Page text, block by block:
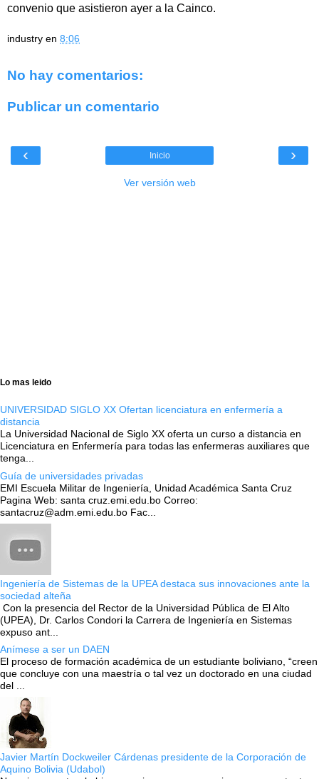
convenio que asistieron ayer a la Cainco.
industry en 8:06
No hay comentarios:
Publicar un comentario
‹ ›
Inicio
Ver versión web
Lo mas leido
UNIVERSIDAD SIGLO XX Ofertan licenciatura en enfermería a
distancia
La Universidad Nacional de Siglo XX oferta un curso a distancia en
Licenciatura en Enfermería para todas las enfermeras auxiliares que
tenga...
Guía de universidades privadas
EMI Escuela Militar de Ingeniería, Unidad Académica Santa Cruz
Pagina Web: santa cruz.emi.edu.bo Correo:
santacruz@adm.emi.edu.bo Fac...
Ingeniería de Sistemas de la UPEA destaca sus innovaciones ante la
sociedad alteña
Con la presencia del Rector de la Universidad Pública de El Alto
(UPEA), Dr. Carlos Condori la Carrera de Ingeniería en Sistemas
expuso ant...
Anímese a ser un DAEN
El proceso de formación académica de un estudiante boliviano, “creen
que concluye con una maestría o tal vez un doctorado en una ciudad
del ...
Javier Martín Dockweiler Cárdenas presidente de la Corporación de
Aquino Bolivia (Udabol)